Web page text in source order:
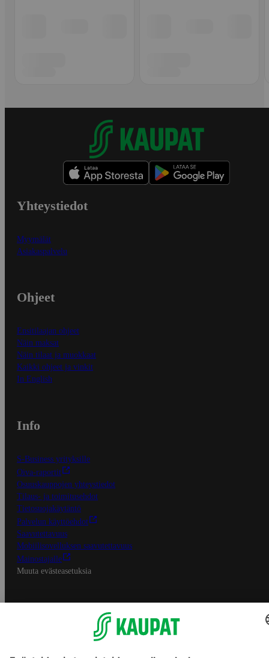
Yhteystiedot
Myymälät
Asiakaspalvelu
Ohjeet
Ensitilaajan ohjeet
Näin maksat
Näin tilaat ja muokkaat
Kaikki ohjeet ja vinkit
In English
Info
S-Business yrityksille
Oiva-raportit
Osuuskauppojen yhteystiedot
Tilaus- ja toimitusehdot
Tietosuojakäytäntö
Palvelun käyttöehdot
Saavutettavuus
Mobiilisovelluksen saavutettavuus
Mainostajalle
Muuta evästeasetuksia
S-ryhmän palvelut